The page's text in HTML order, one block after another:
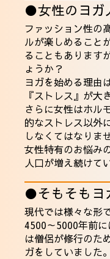
●女性のヨガ
ファッション性の
ルが楽しめること
ることもあります
ょうか？
ヨガを始める理由
『ストレス』が大
さらに女性はホル
的なストレス以外
しなくてはなりま
女性特有のお悩み
人口が増え続けて
●そもそもヨ
現代では様々な形
4500～5000年前
は僧侶が修行のた
ガをしていました。